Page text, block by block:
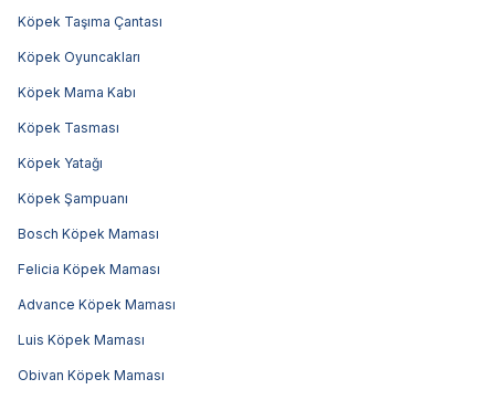
Köpek Taşıma Çantası
Köpek Oyuncakları
Köpek Mama Kabı
Köpek Tasması
Köpek Yatağı
Köpek Şampuanı
Bosch Köpek Maması
Felicia Köpek Maması
Advance Köpek Maması
Luis Köpek Maması
Obivan Köpek Maması